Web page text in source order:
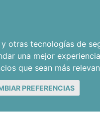
otras tecnologías de
una mejor
que sean más
PREFERENCIAS